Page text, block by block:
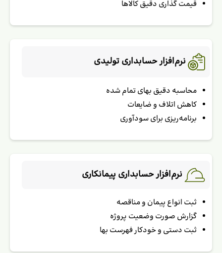
قیمت گذاری دقیق کالاها
نرم‌افزار حسابداری تولیدی
محاسبه دقیق بهای تمام شده
کاهش اتلاف و ضایعات
برنامه‌ریزی برای سودآوری
نرم‌افزار حسابداری پیمانکاری
ثبت انواع پیمان و مناقصه
گزارش صورت وضعیت پروژه
ثبت دستی و خودکار فهرست بها